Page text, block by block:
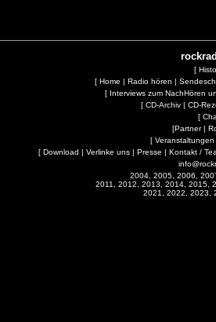
[
[ Home | Radio hören |
[ Interviews zum NachHören
[ CD-Archiv| CD-
[
[Partner|
[ Veranstaltungen
[ Download | Verlinke uns | Presse | Kontakt /
2004, 2005, 2006,
2011, 2012, 2013, 2014, 2015,
2021, 2022, 2023,